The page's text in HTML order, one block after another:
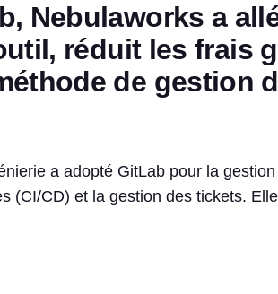
Nebulaworks a
réduit les frais
de gestion
a adopté GitLab pour la
(CI/CD) et la gestion des tickets.